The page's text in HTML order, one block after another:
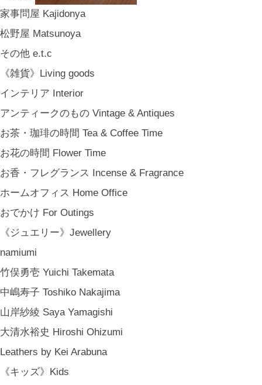
家事問屋 Kajidonya
松野屋 Matsunoya
その他 e.t.c
《雑貨》Living goods
インテリア Interior
アンティークのもの Vintage & Antiques
お茶・珈琲の時間 Tea & Coffee Time
お花の時間 Flower Time
お香・フレグランス Incense & Fragrance
ホームオフィス Home Office
おでかけ For Outings
《ジュエリー》Jewellery
namiumi
竹俣勇壱 Yuichi Takemata
中嶋寿子 Toshiko Nakajima
山岸紗綾 Saya Yamagishi
大清水裕史 Hiroshi Ohizumi
Leathers by Kei Arabuna
《キッズ》Kids